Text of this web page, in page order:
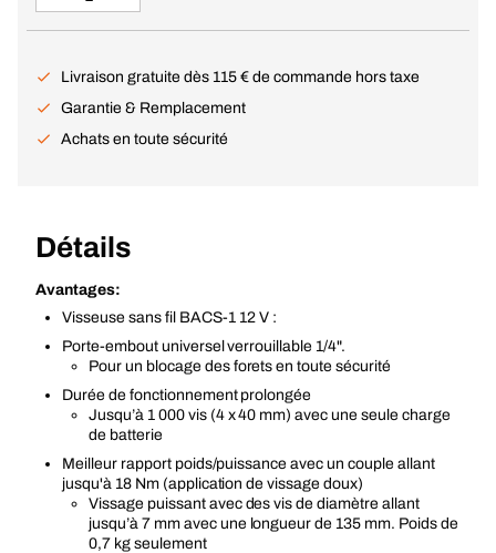
Livraison gratuite dès 115 € de commande hors taxe
Garantie & Remplacement
Achats en toute sécurité
Détails
Avantages:
Visseuse sans fil BACS-1 12 V :
Porte-embout universel verrouillable 1/4".
Pour un blocage des forets en toute sécurité
Durée de fonctionnement prolongée
Jusqu’à 1 000 vis (4 x 40 mm) avec une seule charge
de batterie
Meilleur rapport poids/puissance avec un couple allant
jusqu'à 18 Nm (application de vissage doux)
Vissage puissant avec des vis de diamètre allant
jusqu’à 7 mm avec une longueur de 135 mm. Poids de
0,7 kg seulement